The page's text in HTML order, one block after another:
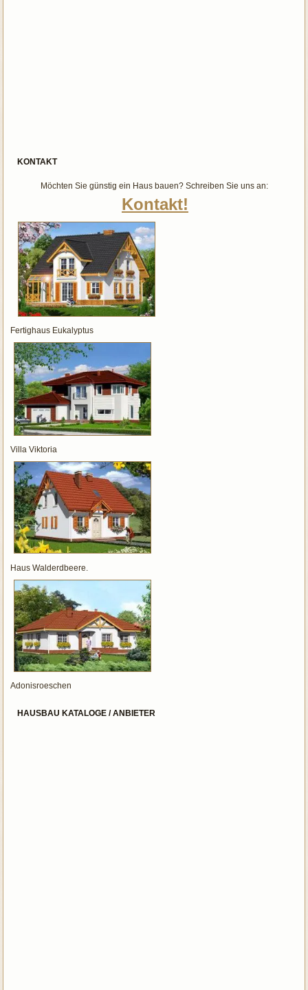
KONTAKT
Möchten Sie günstig ein Haus bauen? Schreiben Sie uns an:
Kontakt!
Fertighaus Eukalyptus
Villa Viktoria
Haus Walderdbeere.
Adonisroeschen
HAUSBAU KATALOGE / ANBIETER